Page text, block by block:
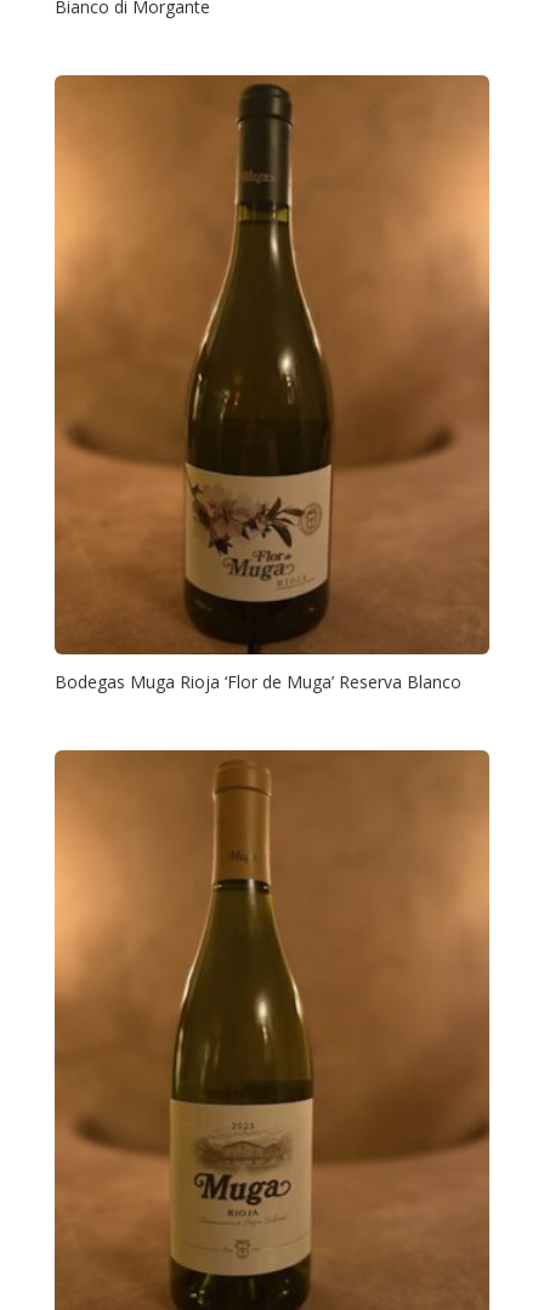
Bianco di Morgante
Bodegas Muga Rioja ‘Flor de Muga’ Reserva Blanco